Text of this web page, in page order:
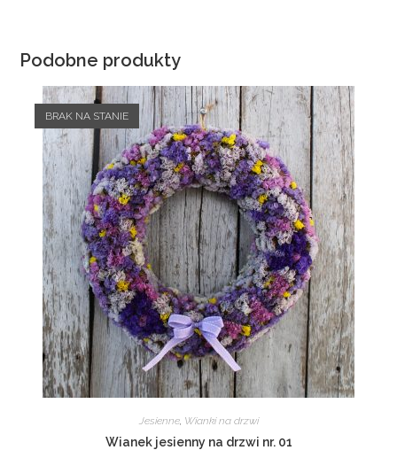
Podobne produkty
BRAK NA STANIE
Jesienne, Wianki na drzwi
Wianek jesienny na drzwi nr. 01